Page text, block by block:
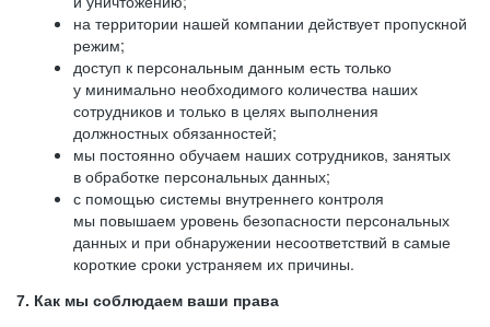
на территории нашей компании действует пропускной
режим;
доступ к персональным данным есть только
у минимально необходимого количества наших
сотрудников и только в целях выполнения
должностных обязанностей;
мы постоянно обучаем наших сотрудников, занятых
в обработке персональных данных;
с помощью системы внутреннего контроля
мы повышаем уровень безопасности персональных
данных и при обнаружении несоответствий в самые
короткие сроки устраняем их причины.
7. Как мы соблюдаем ваши права